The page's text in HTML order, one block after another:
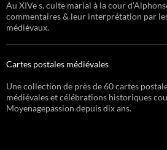
Au XIVe s, culte marial à la cour
commentaires & leur interprétation par
médiévaux.
Cartes postales médiévales
Une collection de près de 60 cartes
médiévales et célébrations historiques
Moyenagepassion depuis dix ans.